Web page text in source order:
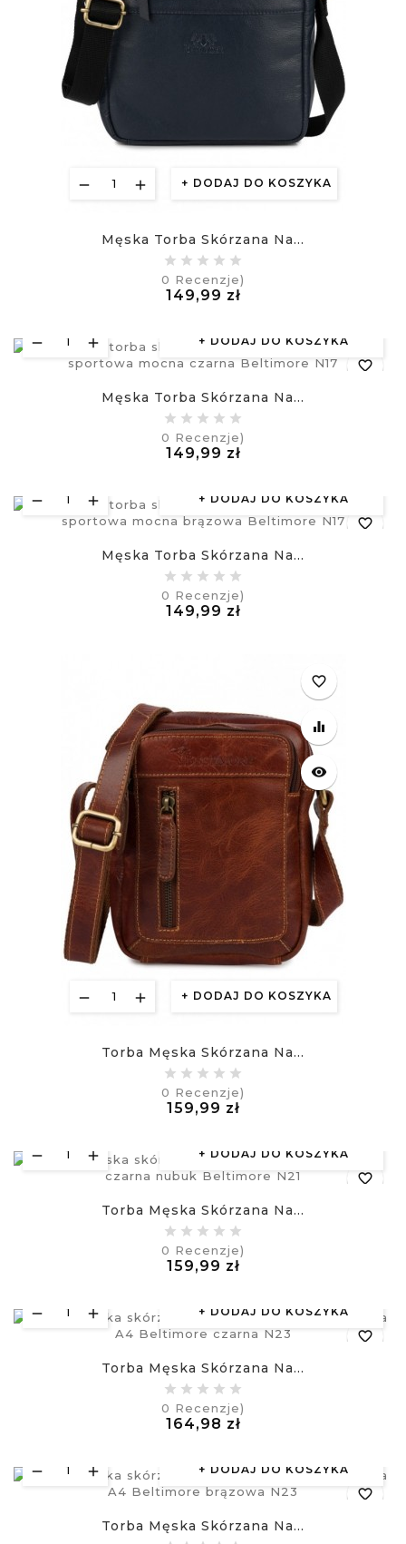
DODAJ DO KOSZYKA
Męska Torba Skórzana Na...
0 Recenzje)
149,99 złCena
DODAJ DO KOSZYKA
favorite_border
Męska Torba Skórzana Na...
0 Recenzje)
149,99 złCena
DODAJ DO KOSZYKA
favorite_border
Męska Torba Skórzana Na...
0 Recenzje)
149,99 złCena
DODAJ DO KOSZYKA
favorite_border
equalizer
visibility
Torba Męska Skórzana Na...
0 Recenzje)
159,99 złCena
DODAJ DO KOSZYKA
favorite_border
Torba Męska Skórzana Na...
0 Recenzje)
159,99 złCena
DODAJ DO KOSZYKA
favorite_border
Torba Męska Skórzana Na...
0 Recenzje)
164,98 złCena
DODAJ DO KOSZYKA
favorite_border
Torba Męska Skórzana Na...